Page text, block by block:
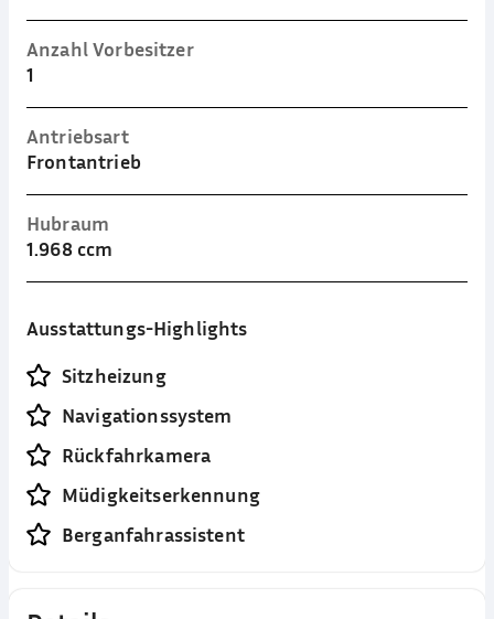
Anzahl Vorbesitzer
1
Antriebsart
Frontantrieb
Hubraum
1.968 ccm
Ausstattungs-Highlights
Sitzheizung
Navigationssystem
Rückfahrkamera
Müdigkeitserkennung
Berganfahrassistent